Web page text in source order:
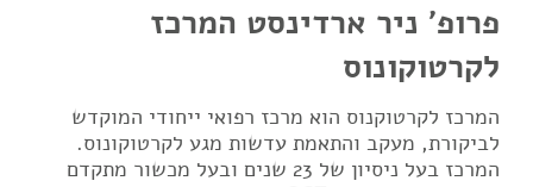
פרופ' ניר ארדינסט המרכז
לקרטוקונוס
המרכז לקרטוקנוס הוא מרכז רפואי ייחודי המוקדש
לביקורת, מעקב והתאמת עדשות מגע לקרטוקונוס.
המרכז בעל ניסיון של 23 שנים ובעל מכשור מתקדם